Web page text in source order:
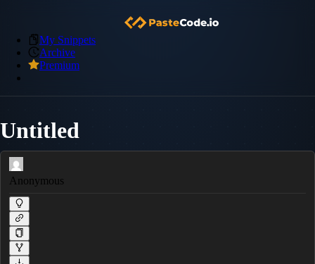
My Snippets
Archive
Premium
Untitled
Anonymous